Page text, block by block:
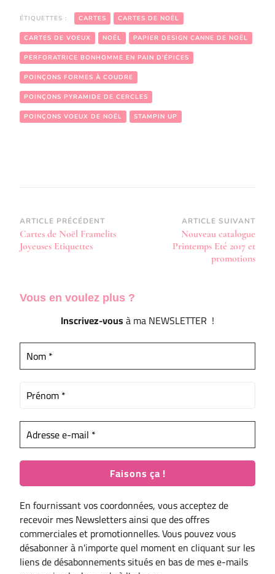
ÉTIQUETTES : CARTES CARTES DE NOËL
CARTES DE VOEUX NOËL PAPIER DESIGN CANNE DE NOËL
PERFORATRICE BONHOMME EN PAIN D'ÉPICES
POINÇONS FORMES À COUDRE
POINÇONS PYRAMIDE DE CERCLES
POINÇONS VOEUX DE NOËL STAMPIN UP
Navigation
d’article
ARTICLE PRÉCÉDENT
Cartes de Noël Framelits
Joyeuses Etiquettes
ARTICLE SUIVANT
Nouveau catalogue
Printemps Eté 2017 et
promotions
Vous en voulez plus ?
Inscrivez-vousà ma NEWSLETTER !
En fournissant vos coordonnées, vous acceptez de
recevoir mes Newsletters ainsi que des offres
commerciales et promotionnelles. Vous pouvez vous
désabonner à n'importe quel moment en cliquant sur les
liens de désabonnements situés en bas de mes e-mails